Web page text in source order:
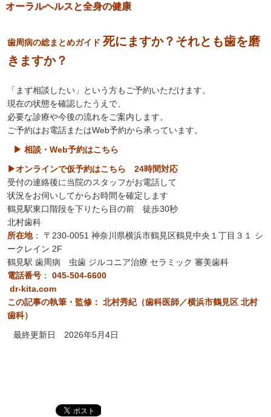
オーラルヘルスと全身の健康
歯周病の総まとめガイド 死にますか？それとも歯を磨
きますか？
「まず相談したい」という方もご予約いただけます。
現在の状態を確認したうえで、
必要な診療や今後の流れをご案内します。
ご予約はお電話またはWeb予約から承っています。
▶ 相談・Web予約はこちら
▶オンラインで仮予約はこちら 24時間対応
受付の連絡後に当院のスタッフがお電話して
状況をお伺いしてからお時間を確定します
鶴見駅東口階段を下りたら目の前 徒歩30秒
北村歯科
所在地：
〒230-0051 神奈川県横浜市鶴見区鶴見中央１丁目３１ シ
ークレイン 2F
鶴見駅 歯周病 虫歯 ジルコニア治療 セラミック 審美歯科
電話番号 ：
045-504-6600
dr-kita.com
この記事の執筆・監修： 北村秀紀（歯科医師／横浜市鶴見区 北村
歯科）
最終更新日 2026年5月4日